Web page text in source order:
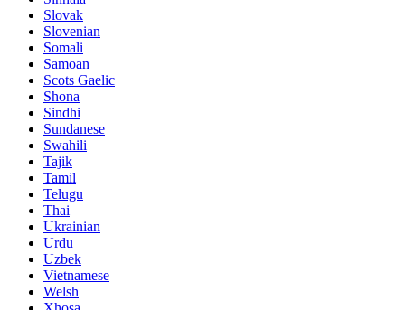
Slovak
Slovenian
Somali
Samoan
Scots Gaelic
Shona
Sindhi
Sundanese
Swahili
Tajik
Tamil
Telugu
Thai
Ukrainian
Urdu
Uzbek
Vietnamese
Welsh